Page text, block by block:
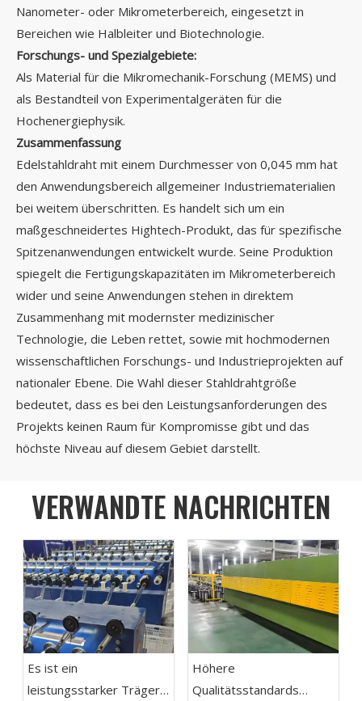
Nanometer- oder Mikrometerbereich, eingesetzt in
Bereichen wie Halbleiter und Biotechnologie.
Forschungs- und Spezialgebiete:
Als Material für die Mikromechanik-Forschung (MEMS) und
als Bestandteil von Experimentalgeräten für die
Hochenergiephysik.
Zusammenfassung
Edelstahldraht mit einem Durchmesser von 0,045 mm hat
den Anwendungsbereich allgemeiner Industriematerialien
bei weitem überschritten. Es handelt sich um ein
maßgeschneidertes Hightech-Produkt, das für spezifische
Spitzenanwendungen entwickelt wurde. Seine Produktion
spiegelt die Fertigungskapazitäten im Mikrometerbereich
wider und seine Anwendungen stehen in direktem
Zusammenhang mit modernster medizinischer
Technologie, die Leben rettet, sowie mit hochmodernen
wissenschaftlichen Forschungs- und Industrieprojekten auf
nationaler Ebene. Die Wahl dieser Stahldrahtgröße
bedeutet, dass es bei den Leistungsanforderungen des
Projekts keinen Raum für Kompromisse gibt und das
höchste Niveau auf diesem Gebiet darstellt.
VERWANDTE NACHRICHTEN
Es ist ein
leistungsstarker Träger
Höhere
Qualitätsstandards